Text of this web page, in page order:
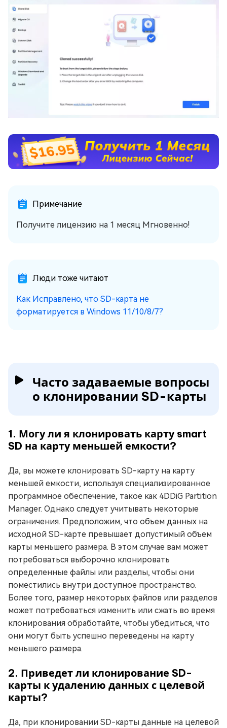
Примечание
Получите лицензию на 1 месяц Мгновенно!
Люди тоже читают
Как Исправлено, что SD-карта не
форматируется в Windows 11/10/8/7?
Часто задаваемые вопросы
о клонировании SD-карты
1. Могу ли я клонировать карту smart
SD на карту меньшей емкости?
Да, вы можете клонировать SD-карту на карту
меньшей емкости, используя специализированное
программное обеспечение, такое как 4DDiG Partition
Manager. Однако следует учитывать некоторые
ограничения. Предположим, что объем данных на
исходной SD-карте превышает допустимый объем
карты меньшего размера. В этом случае вам может
потребоваться выборочно клонировать
определенные файлы или разделы, чтобы они
поместились внутри доступное пространство.
Более того, размер некоторых файлов или разделов
может потребоваться изменить или сжать во время
клонирования обработайте, чтобы убедиться, что
они могут быть успешно переведены на карту
меньшего размера.
2. Приведет ли клонирование SD-
карты к удалению данных с целевой
карты?
Да, при клонировании SD-карты данные на целевой